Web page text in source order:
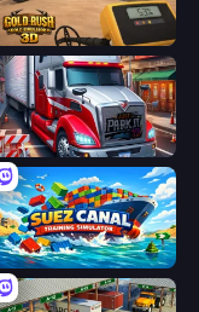
Gold Rush: Gold Simulator 3D
Just Park It 12
Suez Canal Training Simulator